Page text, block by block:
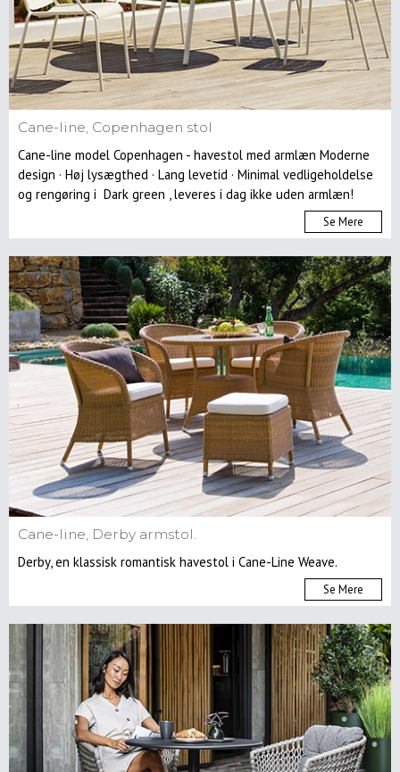
Cane-line, Copenhagen stol
Cane-line model Copenhagen - havestol med armlæn Moderne
design · Høj lysægthed · Lang levetid · Minimal vedligeholdelse
og rengøring i Dark green , leveres i dag ikke uden armlæn!
Se Mere
Cane-line, Derby armstol.
Derby, en klassisk romantisk havestol i Cane-Line Weave.
Se Mere